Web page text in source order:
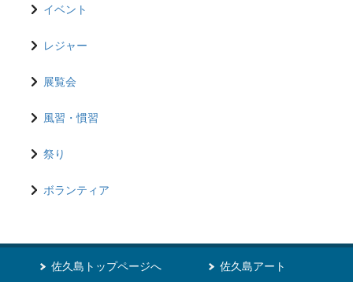
イベント
レジャー
展覧会
風習・慣習
祭り
ボランティア
佐久島トップページへ 佐久島アート